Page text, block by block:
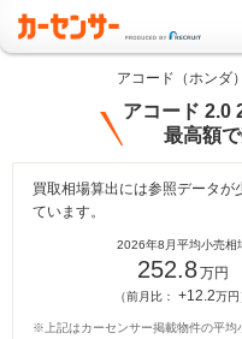
アコード（ホンダ
アコード 2.0
最高額
買取相場算出には参照データが
ています。
2026年8月平均小売相
252.8万円
（前月比： +12.2万円
※上記はカーセンサー掲載物件の平均